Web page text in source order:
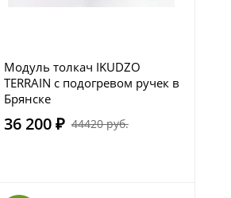
Модуль толкач IKUDZO
TERRAIN с подогревом ручек в
Брянске
36 200 ₽ 44420 руб.